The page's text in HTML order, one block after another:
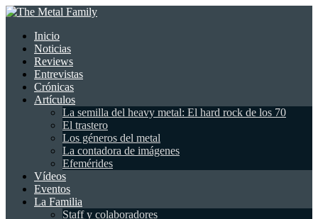
Inicio
Noticias
Reviews
Entrevistas
Crónicas
Artículos
La semilla del heavy metal: El hard rock de los 70
El trastero
Los géneros del metal
La contadora de imágenes
Efemérides
Vídeos
Eventos
La Familia
Staff y colaboradores